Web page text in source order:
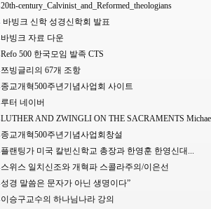
20th-century_Calvinist_and_Reformed_theologians
바빙크 신학 성경신학회 발표
바빙크 자료 다운
Refo 500 한국모임 발족 CTS
쯔빙글리의 67개 조항
종교개혁500주년기념사업회 사이트
루터 네이버
LUTHER AND ZWINGLI ON THE SACRAMENTS
종교개혁500주년기념사업회창설
플랜팅가 미국 칼빈신학교 총장과 한영훈 한영신대...
스위스 일치신조와 개혁파 스콜라주의/이은선
성경 말씀은 문자가 아닌 생명이다”
이승구교수의 하나님나라 강의